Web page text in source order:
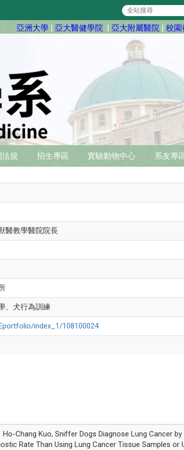
亞洲大學 | 亞大醫健學院 | 亞大附屬醫院 | 校園
規 招生專區 實驗動物中心 系友專
醫教學醫院院長
、犬行為訓練
index_1/108100024
Chang Kuo, Sniffer Dogs Diagnose Lung Cancer
Rate Than Using Lung Cancer Tissue Samples or